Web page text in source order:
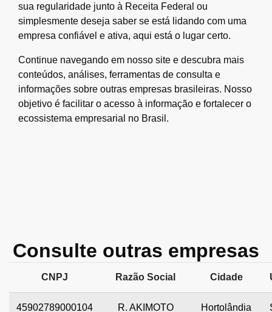
sua regularidade junto à Receita Federal ou
simplesmente deseja saber se está lidando com uma
empresa confiável e ativa, aqui está o lugar certo.
Continue navegando em nosso site e descubra mais
conteúdos, análises, ferramentas de consulta e
informações sobre outras empresas brasileiras. Nosso
objetivo é facilitar o acesso à informação e fortalecer o
ecossistema empresarial no Brasil.
Consulte outras empresas
CNPJ Razão Social Cidade
45902789000104
R. AKIMOTO
Hortolândia